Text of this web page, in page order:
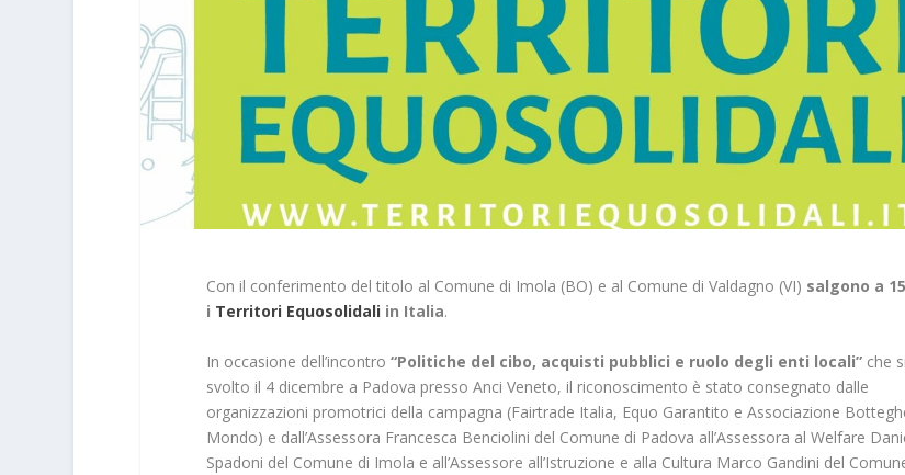
Con il conferimento del titolo al Comune di Imola (BO) e al Comune di Valdagno (VI) salgono a 15
i Territori Equosolidali in Italia.
In occasione dell’incontro “Politiche del cibo, acquisti pubblici e ruolo degli enti locali”che
svolto il 4 dicembre a Padova presso Anci Veneto, il riconoscimento è stato consegnato dalle
organizzazioni promotrici della campagna (Fairtrade Italia, Equo Garantito e Associazione
Mondo) e dall’Assessora Francesca Benciolini del Comune di Padova all’Assessora al Welfare
Spadoni del Comune di Imola e all’Assessore all’Istruzione e alla Cultura Marco Gandini del